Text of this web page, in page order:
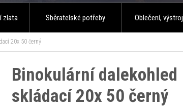
zlata Sběratelské potřeby Oblečení, výstroj
20x 50 černý
Binokulární dalekohled
skládací 20x 50 černý